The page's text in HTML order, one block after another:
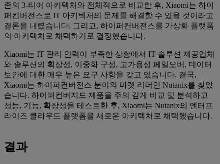
존의 3-티어 아키텍처와 전체적으로 비교한 후, Xiaomi는 하이
퍼컨버전스로 IT 아키텍처의 문제를 해결할 수 있을 것이라고
결론을 내렸습니다. 그리고, 하이퍼컨버전스를 가상화 플랫폼
의 아키텍처로 채택하기로 결정했습니다.
Xiaomi는 IT 관리 인력이 부족한 상황에서 IT 솔루션 제공업체
와 솔루션의 확장성, 이중화 구성, 고가용성 페일오버, 데이터
보안에 대한 매우 높은 요구 사항을 갖고 있습니다. 결국,
Xiaomi는 하이퍼컨버전스 분야의 마켓 리더인 Nutanix를 찾았
습니다. 하이퍼컨버지드 제품을 주의 깊게 비교 및 분석하고
성능, 기능, 확장성을 테스트한 후, Xiaomi는 Nutanix의 엔터프
라이즈 클라우드 플랫폼을 새로운 아키텍처로 채택했습니다.
결과